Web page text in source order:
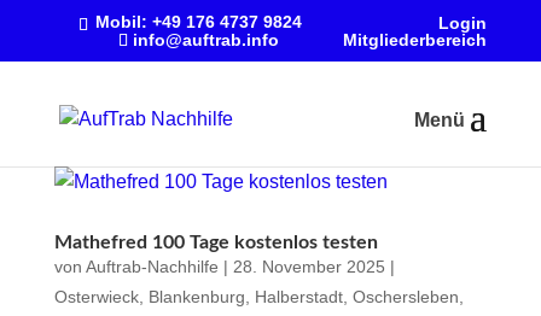
Mobil:+49 176 4737 9824
info@auftrab.info
Login
Mitgliederbereich
Mathefred 100 Tage kostenlos testen
von Auftrab-Nachhilfe | 28. November 2025 |
Osterwieck, Blankenburg Halberstadt, Oschersleben